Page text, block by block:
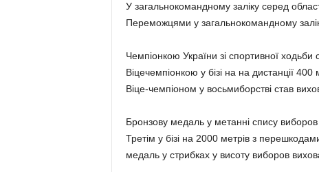
У загальнокомандному заліку серед
Переможцями у загальнокомандному
Чемпіонкою України зі спортивної
Віцечемпіонкою у бізі на на дистанції
Віце-чемпіоном у восьмиборстві став
Бронзову медаль у метанні спису
Третім у бізі на 2000 метрів з
медаль у стрибках у висоту виборов